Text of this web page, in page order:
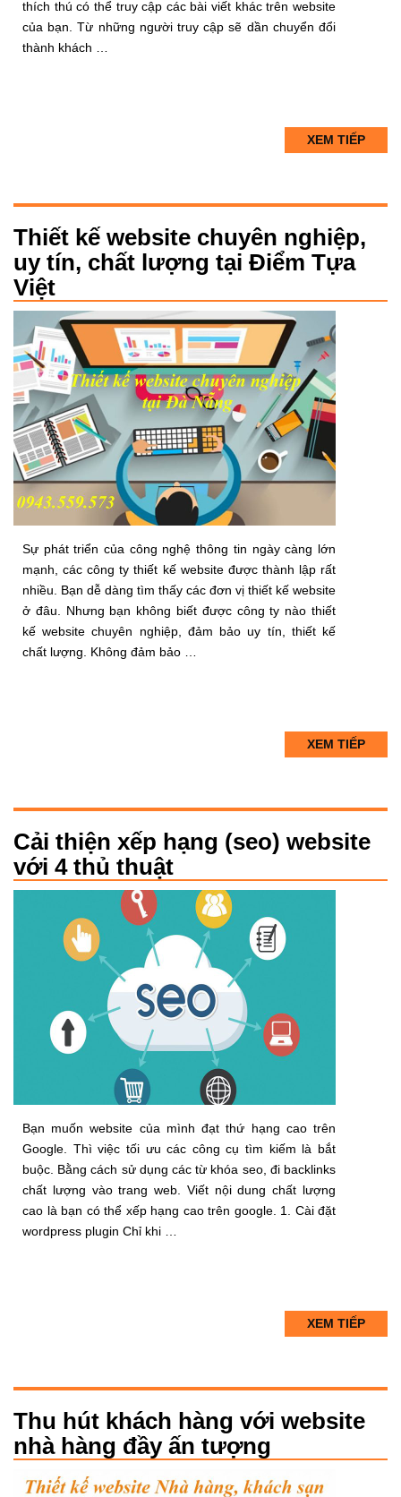
thích thú có thể truy cập các bài viết khác trên website
của bạn. Từ những người truy cập sẽ dần chuyển đổi
thành khách …
XEM TIẾP
Thiết kế website chuyên nghiệp,
uy tín, chất lượng tại Điểm Tựa
Việt
Sự phát triển của công nghệ thông tin ngày càng lớn
mạnh, các công ty thiết kế website được thành lập rất
nhiều. Bạn dễ dàng tìm thấy các đơn vị thiết kế website
ở đâu. Nhưng bạn không biết được công ty nào thiết
kế website chuyên nghiệp, đảm bảo uy tín, thiết kế
chất lượng. Không đảm bảo …
XEM TIẾP
Cải thiện xếp hạng (seo) website
với 4 thủ thuật
Bạn muốn website của mình đạt thứ hạng cao trên
Google. Thì việc tối ưu các công cụ tìm kiếm là bắt
buộc. Bằng cách sử dụng các từ khóa seo, đi backlinks
chất lượng vào trang web. Viết nội dung chất lượng
cao là bạn có thể xếp hạng cao trên google. 1. Cài đặt
wordpress plugin Chỉ khi …
XEM TIẾP
Thu hút khách hàng với website
nhà hàng đầy ấn tượng